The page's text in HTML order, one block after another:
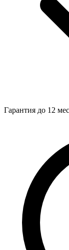
Гарантия до 12